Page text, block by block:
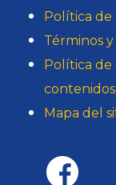
Política de
Términos
Política de
Mapa del